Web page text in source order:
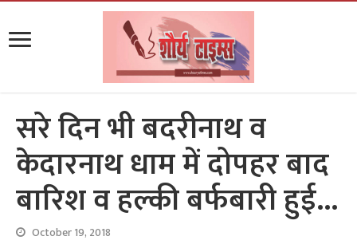
सरे दिन भी बदरीनाथ व
केदारनाथ धाम में दोपहर बाद
बारिश व हल्की बर्फबारी हुई…
October 19, 2018